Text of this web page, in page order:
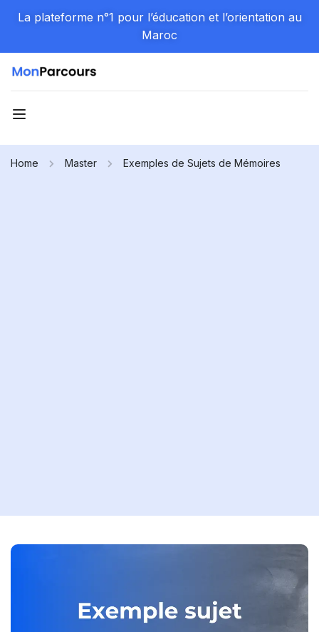
La plateforme n°1 pour l’éducation et l’orientation au
Maroc
Home Master Exemples de Sujets de Mémoires